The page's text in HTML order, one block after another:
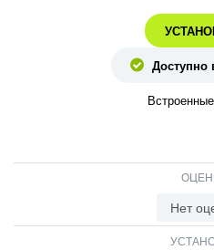
ПОЛУЧИТЬ
Доступно
Нет